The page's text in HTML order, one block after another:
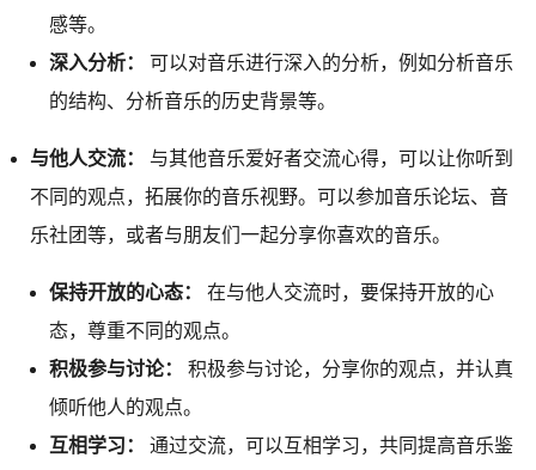
感等。
深入分析：
可以对音乐进行深入的分析，例如分析音乐
的结构、分析音乐的历史背景等。
与他人交流：
与其他音乐爱好者交流心得，可以让你听到
不同的观点，拓展你的音乐视野。可以参加音乐论坛、音
乐社团等，或者与朋友们一起分享你喜欢的音乐。
保持开放的心态：
在与他人交流时，要保持开放的心
态，尊重不同的观点。
积极参与讨论：
积极参与讨论，分享你的观点，并认真
倾听他人的观点。
互相学习：
通过交流，可以互相学习，共同提高音乐鉴